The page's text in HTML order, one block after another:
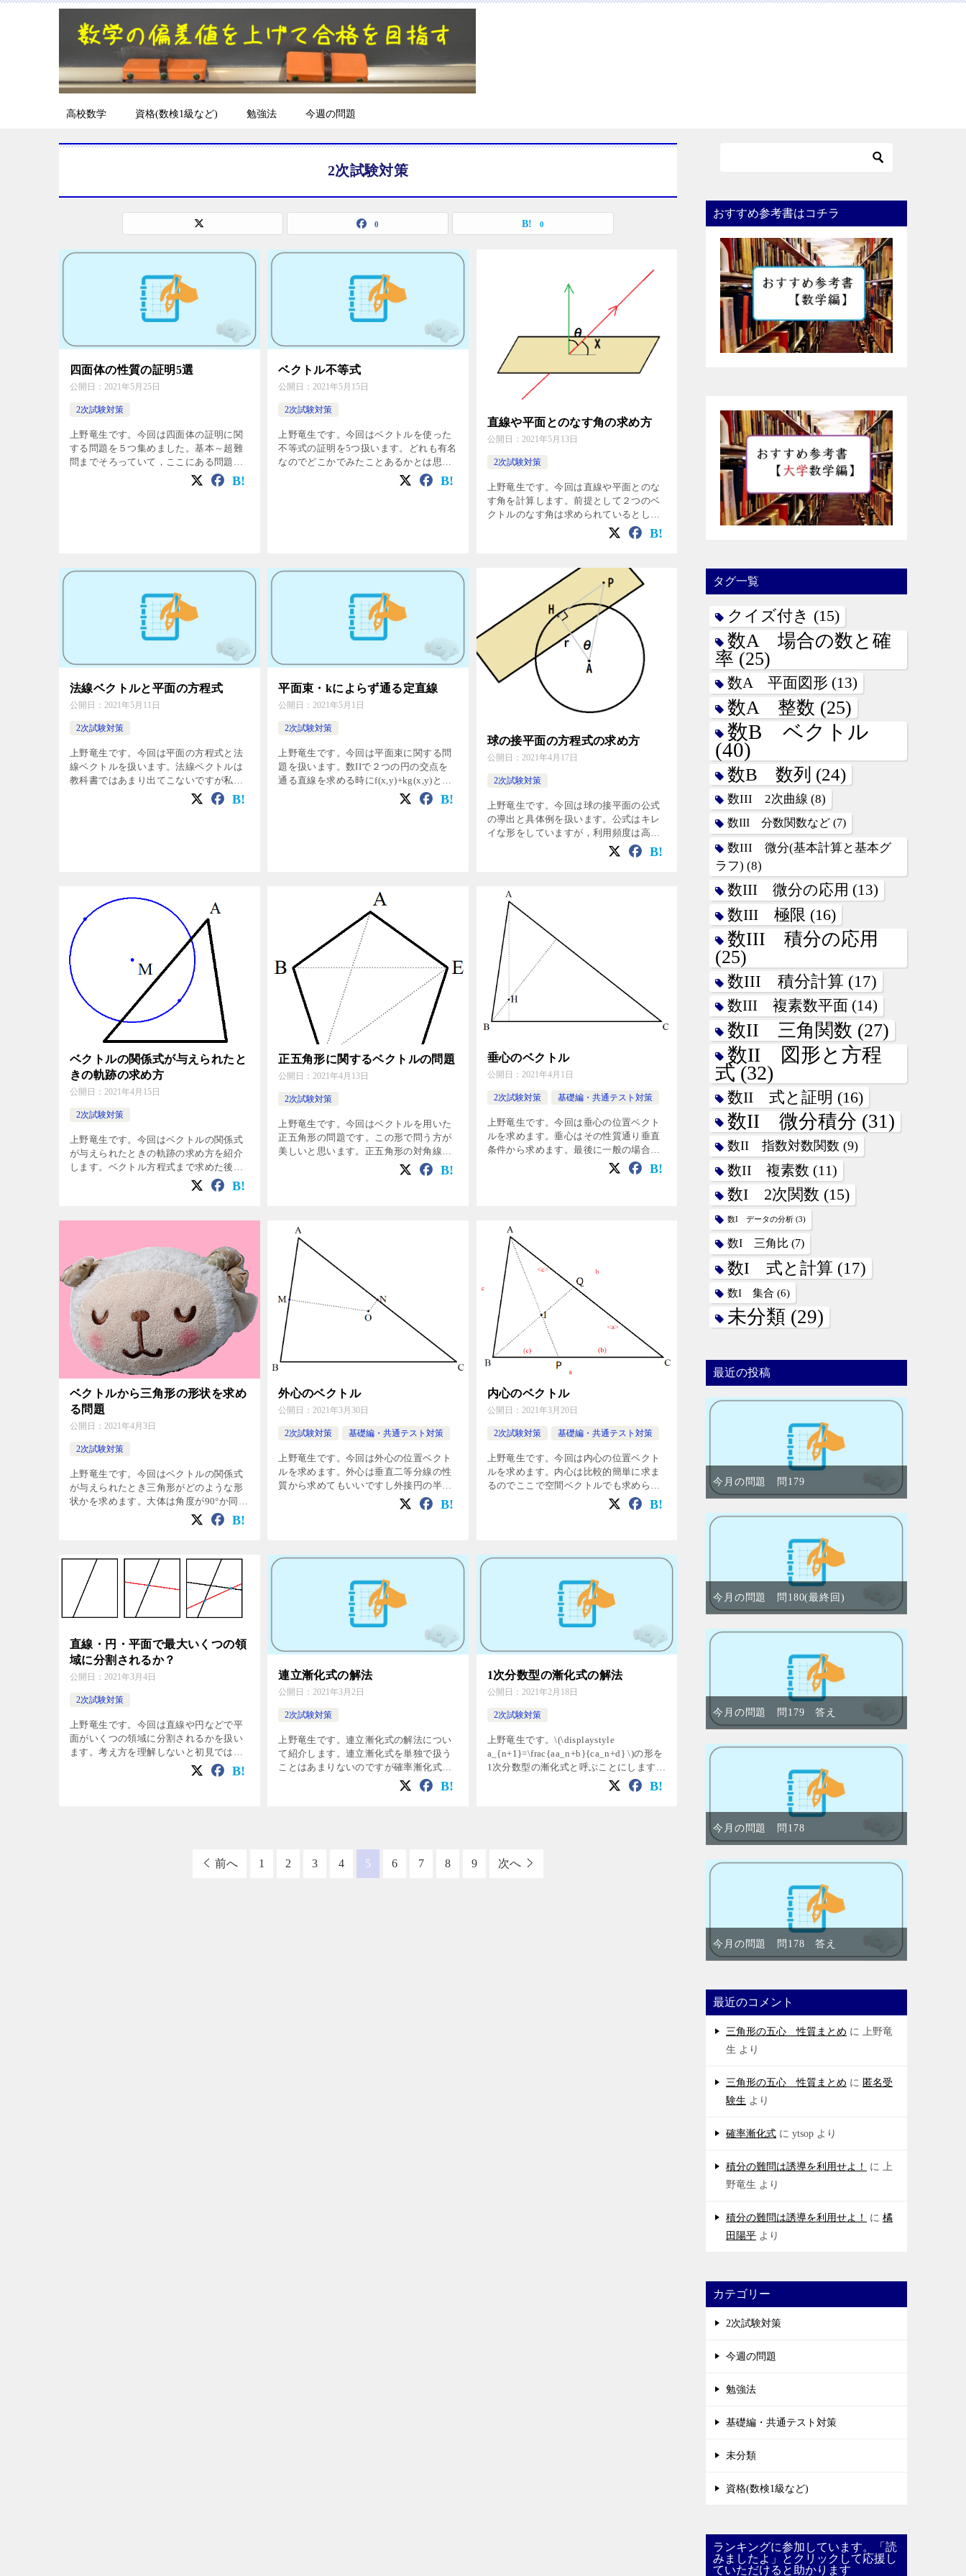
高校数学 資格(数検1級など) 勉強法 今週の問題
2次試験対策
0 0
四面体の性質の証明5選
公開日： 2021年5月25日
2次試験対策
上野竜生です。今回は四面体の証明に関
する問題を５つ集めました。基本～超難
問までそろっていて，ここにある問題を
学習すれば類題も同様に証明できるよう
になります。 例題１ 垂直条件に関する
ベクトル不等式
公開日：2021年5月15日
2次試験対策
上野竜生です。今回はベクトルを使った
不等式の証明を5つ扱います。どれも有名
なのでどこかでみたことあるかとは思い
ますが，このサイトでも扱うことにしま
す。 例題１ 内積と大きさの不等式 \(-
直線や平面とのなす角の求め方
公開日： 2021年5月13日
2次試験対策
上野竜生です。今回は直線や平面とのな
す角を計算します。前提として２つのベ
クトルのなす角は求められているとしま
すが，念のために復習しておきます。 復
習 ２つのベクトルのなす角 空間ベクト
法線ベクトルと平面の方程式
公開日： 2021年5月11日
2次試験対策
上野竜生です。今回は平面の方程式と法
線ベクトルを扱います。法線ベクトルは
教科書ではあまり出てこないですが私立
大学受験生は知っておきたい内容です。
平面の方程式の導き方 点H(p,q,r)を通りベ
平面束・kによらず通る定直線
公開日：2021年5月1日
2次試験対策
上野竜生です。今回は平面束に関する問
題を扱います。数IIで２つの円の交点を
通る直線を求める時にf(x,y)+kg(x,y)と表
したあの感覚を平面でもやるだけです。
ポイント 2つの平面f(x,y,z)=0,g(x,y,z […]
球の接平面の方程式の求め方
公開日： 2021年4月17日
2次試験対策
上野竜生です。今回は球の接平面の公式
の導出と具体例を扱います。公式はキレ
イな形をしていますが，利用頻度は高く
ないので毎回導出することをオススメし
ます。 球の接平面の式 中心をA(a,b,c)と
ベクトルの関係式が与えられたと
きの軌跡の求め方
公開日： 2021年4月15日
2次試験対策
上野竜生です。今回はベクトルの関係式
が与えられたときの軌跡の求め方を紹介
します。ベクトル方程式まで求めた後そ
れが何の図形を表すかを答えるにはある
程度の知識があるほうがいいです。しか
れて […]
正五角形に関するベクトルの問題
公開日： 2021年4月13日
2次試験対策
上野竜生です。今回はベクトルを用いた
正五角形の問題です。この形で問う方が
美しいと思います。正五角形の対角線の
長さの求め方は平面図形ですでに学習済
みだと思うのでベクトルを用いなくても
垂心のベクトル
公開日： 2021年4月1日
2次試験対策 基礎編・共通テスト対策
上野竜生です。今回は垂心の位置ベクト
ルを求めます。垂心はその性質通り垂直
条件から求めます。最後に一般の場合の
結果も紹介します。 問題 三角形ABCにお
いてAB=5 , BC=7 , CA=8 とし、三角形
ベクトルから三角形の形状を求め
る問題
公開日： 2021年4月3日
2次試験対策
上野竜生です。今回はベクトルの関係式
が与えられたとき三角形がどのような形
状かを求めます。大体は角度が90°か同じ
長さの辺になるかを求めます。 例題１ \
(\vec{AB}\cdot \vec{AC}=\vec{AC}\c
外心のベクトル
公開日： 2021年3月30日
2次試験対策 基礎編・共通テスト対策
上野竜生です。今回は外心の位置ベクト
ルを求めます。外心は垂直二等分線の性
質から求めてもいいですし外接円の半径
が同じ(AO=BO=CO)から求めてもいいで
す。最後に一般の場合の結果も紹介しま
内心のベクトル
公開日： 2021年3月20日
2次試験対策 基礎編・共通テスト対策
上野竜生です。今回は内心の位置ベクト
ルを求めます。内心は比較的簡単に求ま
るのでここで空間ベクトルでも求められ
るようにしておきます。 例題１ 三角形
ABCにおいてAB=c , BC=a , CA=b とし、
直線・円・平面で最大いくつの領
域に分割されるか？
公開日： 2021年3月4日
2次試験対策
上野竜生です。今回は直線や円などで平
面がいくつの領域に分割されるかを扱い
ます。考え方を理解しないと初見ではほ
ぼ不可能です。2019東工大で超難問が出
題されたので空間の場合の考え方まで紹
連立漸化式の解法
公開日：2021年3月2日
2次試験対策
上野竜生です。連立漸化式の解法につい
て紹介します。連立漸化式を単独で扱う
ことはあまりないのですが確率漸化式が
頻出すぎます。そのときに連立漸化式を
立てることが多いのでここで解法をマス
1次分数型の漸化式の解法
公開日： 2021年2月18日
2次試験対策
上野竜生です。\(\displaystyle
a_{n+1}=\frac{aa_n+b}{ca_n+d} \)の形を
1次分数型の漸化式と呼ぶことにします。
出題頻度はあまり高くありませんがこの
形の解法を紹介します。c=0の […]
前へ 1 2 3 4 5 6 7 8 9 次へ
おすすめ参考書はコチラ
タグ一覧
クイズ付き (15)
数A 場合の数と確
率 (25)
数A 平面図形 (13)
数A 整数 (25)
数B ベクトル
(40)
数B 数列 (24)
数III 2次曲線 (8)
数III 分数関数など (7)
数III 微分(基本計算と基本グ
ラフ) (8)
数III 微分の応用 (13)
数III 極限 (16)
数III 積分の応用
(25)
数III 積分計算 (17)
数III 複素数平面 (14)
数II 三角関数 (27)
数II 図形と方程
式 (32)
数II 式と証明 (16)
数II 微分積分 (31)
数II 指数対数関数 (9)
数II 複素数 (11)
数I 2次関数 (15)
数I データの分析 (3)
数I 三角比 (7)
数I 式と計算 (17)
数I 集合 (6)
未分類 (29)
最近の投稿
今月の問題 問179
今月の問題 問180(最終回)
今月の問題 問179 答え
今月の問題 問178
今月の問題 問178 答え
最近のコメント
三角形の五心 性質まとめ に 上野竜
生 より
三角形の五心 性質まとめ に 匿名受
験生 より
確率漸化式 に ytsop より
積分の難問は誘導を利用せよ！ に 上
野竜生 より
積分の難問は誘導を利用せよ！ に 橘
田陽平 より
カテゴリー
2次試験対策
今週の問題
勉強法
基礎編・共通テスト対策
未分類
資格(数検1級など)
ランキングに参加しています。「読
みましたよ」とクリックして応援し
ていただけると助かります